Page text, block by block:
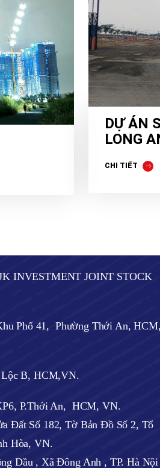
DỰ ÁN
LONG
CHI TIẾT
INVESTMENT JOINT STOCK
Phố 41, Phường Thới An,
B, HCM,VN.
P.Thới An, HCM, VN.
Đất Số 182, Tờ Bản Đồ Số 2, Tổ
Hòa, VN.
Dầu , Xã Đông Anh , TP. Hà Nội